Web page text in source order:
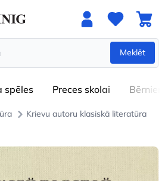
Meklēt
spēles Preces skolai Bērniem
Krievu autoru klasiskā literatūra